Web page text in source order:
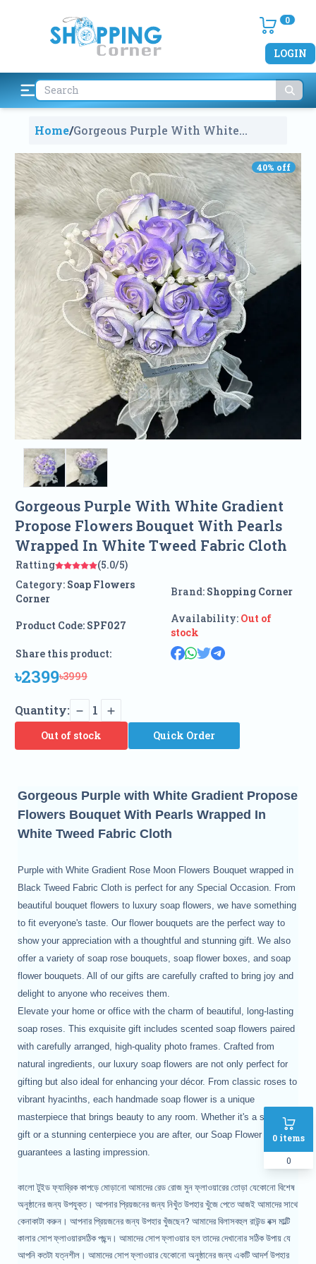
0
LOGIN
0 items
0
Home/Gorgeous Purple With White
With Pearls Wrapped In White
Tweed Fabric Cloth2152
40% off
Gorgeous Purple With White Gradient
Propose Flowers Bouquet With Pearls
Wrapped In White Tweed Fabric Cloth
Ratting
(5.0/5)
Category: Soap Flowers
Corner
Brand: Shopping Corner
Product Code: SPF027
Availability: Out of
stock
Share this product:
৳2399৳3999
Quantity: 1
Out of stock Quick Order
Gorgeous Purple with White Gradient Propose
Flowers Bouquet With Pearls Wrapped In
White Tweed Fabric Cloth
Purple with White Gradient Rose Moon Flowers Bouquet wrapped in
Black Tweed Fabric Cloth is perfect for any Special Occasion. From
beautiful bouquet flowers to luxury soap flowers, we have something
to fit everyone's taste. Our flower bouquets are the perfect way to
show your appreciation with a thoughtful and stunning gift. We also
offer a variety of soap rose bouquets, soap flower boxes, and soap
flower bouquets. All of our gifts are carefully crafted to bring joy and
delight to anyone who receives them.
Elevate your home or office with the charm of beautiful, long-lasting
soap roses. This exquisite gift includes scented soap flowers paired
with carefully arranged, high-quality photo frames. Crafted from
natural ingredients, our luxury soap flowers are not only perfect for
gifting but also ideal for enhancing your décor. From classic roses to
vibrant hyacinths, each handmade soap flower is a unique
masterpiece that brings beauty to any room. Whether it's a special
gift or a stunning centerpiece you are after, our Soap Flower Gift Box
guarantees a lasting impression.
কালো টুইড ফ্যাব্রিক কাপড়ে মোড়ানো আমাদের রেড রোজ মুন ফ্লাওয়ারের তোড়া যেকোনো বিশেষ
অনুষ্ঠানের জন্য উপযুক্ত। আপনার প্রিয়জনের জন্য নিখুঁত উপহার খুঁজে পেতে আজই আমাদের সাথে
কেনাকাটা করুন। আপনার প্রিয়জনের জন্য উপহার খুঁজছেন? আমাদের বিলাসবহুল রাউন্ড বক্স মাল্টি
কালার সোপ ফ্লাওয়ারসঠিক পছন্দ। আমাদের সোপ ফ্লাওয়ার হল তাদের দেখানোর সঠিক উপায় যে
আপনি কতটা যত্নশীল। আমাদের সোপ ফ্লাওয়ার যেকোনো অনুষ্ঠানের জন্য একটি আদর্শ উপহার